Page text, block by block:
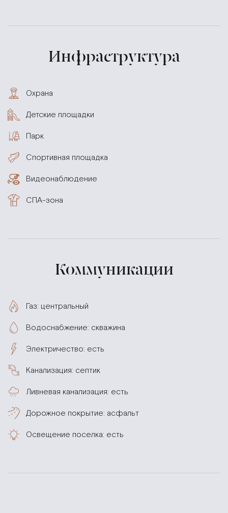
Инфраструктура
Охрана
Детские площадки
Парк
Спортивная площадка
Видеонаблюдение
СПА-зона
Коммуникации
Газ: центральный
Водоснабжение: скважина
Электричество: есть
Канализация: септик
Ливневая канализация: есть
Дорожное покрытие: асфальт
Освещение поселка: есть